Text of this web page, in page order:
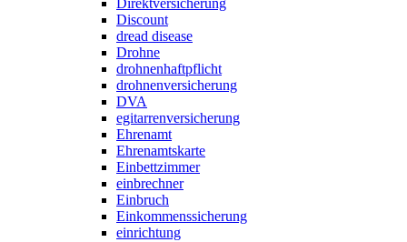
Direktversicherung
Discount
dread disease
Drohne
drohnenhaftpflicht
drohnenversicherung
DVA
egitarrenversicherung
Ehrenamt
Ehrenamtskarte
Einbettzimmer
einbrechner
Einbruch
Einkommenssicherung
einrichtung